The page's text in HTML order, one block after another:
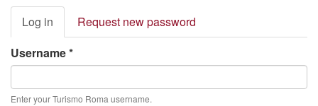
Primary
tabs
Log in (active
tab)
Request new password
Username*
Enter your Turismo Roma username.